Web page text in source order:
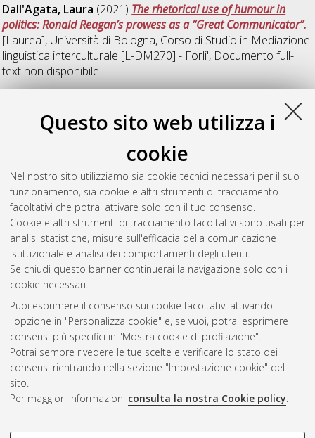
Questo sito web utilizza i
cookie
Nel nostro sito utilizziamo sia cookie tecnici necessari per il suo
funzionamento, sia cookie e altri strumenti di tracciamento
facoltativi che potrai attivare solo con il tuo consenso.
Cookie e altri strumenti di tracciamento facoltativi sono usati per
analisi statistiche, misure sull'efficacia della comunicazione
istituzionale e analisi dei comportamenti degli utenti.
Se chiudi questo banner continuerai la navigazione solo con i
cookie necessari.
Puoi esprimere il consenso sui cookie facoltativi attivando
l'opzione in "Personalizza cookie" e, se vuoi, potrai esprimere
consensi più specifici in "Mostra cookie di profilazione".
Potrai sempre rivedere le tue scelte e verificare lo stato dei
consensi rientrando nella sezione "Impostazione cookie" del
sito.
Per maggiori informazioni consulta la nostra Cookie policy.
Dall'Agata, Laura (2021) The rhetorical use of humour in
politics: Ronald Reagan’s prowess as a “Great Communicator”.
[Laurea], Università di Bologna, Corso di Studio in Mediazione
linguistica interculturale [L-DM270] - Forli', Documento full-
text non disponibile
(2021)How to say sorry: A corpus-
magistrale], Università di Bologna, Corso di Studio in
Specialized translation [LM-DM270] - Forli' , Documento full-
text non disponibile
Questa lista e' stata generata ilSun Aug 9 07:55:22 2026
CEST
Atom
Rss 1.0
Rss 2.0
AMS Laurea
Impostazioni Cookie